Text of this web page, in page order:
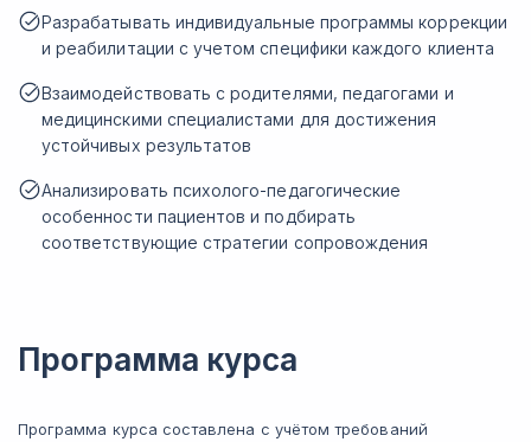
Разрабатывать индивидуальные программы коррекции
и реабилитации с учетом специфики каждого клиента
Взаимодействовать с родителями, педагогами и
медицинскими специалистами для достижения
устойчивых результатов
Анализировать психолого-педагогические
особенности пациентов и подбирать
соответствующие стратегии сопровождения
Программа курса
Программа курса составлена с учётом требований